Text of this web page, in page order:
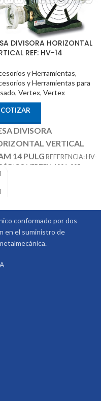
DIVISORA HORIZONTAL
REF: HV-14
y Herramientas,
y Herramientas para
, Vertex, Vertex
COTIZAR
DIVISORA
VERTICAL
14 PULG REFERENCIA: HV-
VERTEX: 1001-005
conformado por dos
en el suministro de